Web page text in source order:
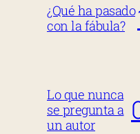
¿Qué ha pasado
con la fábula?
Lo que nunca
se pregunta a
un autor